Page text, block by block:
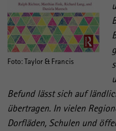
Foto: Taylor & Francis
Befund lässt sich auf
übertragen. In vielen
Dorfläden, Schulen und